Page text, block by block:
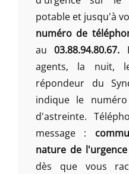
potable et jusqu'à
numéro de
au03.88.94.80.67.
agents, la nuit,
répondeur du
indique le
d'astreinte.
message :
nature de
dès que vous